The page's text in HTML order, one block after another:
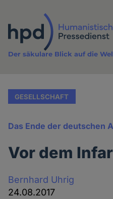
Inhalt
Der säkulare Blick auf die
GESELLSCHAFT
Das Ende der deutschen
Vor dem
Bernhard Uhrig
24.08.2017